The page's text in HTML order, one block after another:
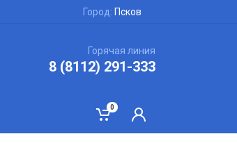
Город: Псков
Горячая линия
8 (8112) 291-333
0